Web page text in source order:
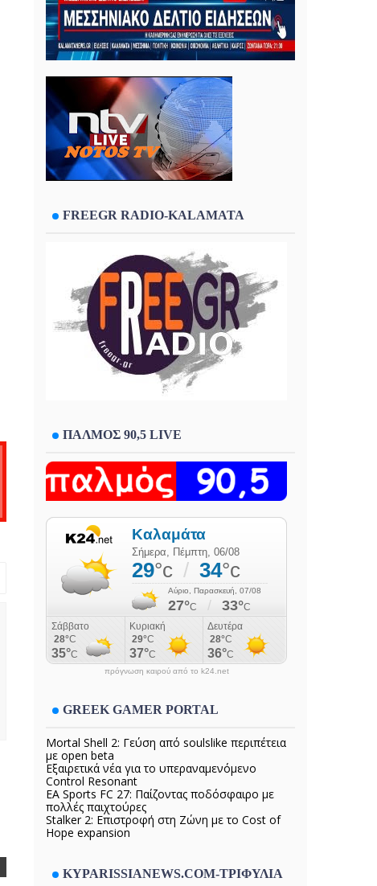
FREEGR RADIO-KALAMATA
ΠΑΛΜΟΣ 90,5 LIVE
πρόγνωση καιρού από το k24.net
GREEK GAMER PORTAL
Mortal Shell 2: Γεύση από soulslike περιπέτεια
με open beta
Εξαιρετικά νέα για το υπεραναμενόμενο
Control Resonant
EA Sports FC 27: Παίζοντας ποδόσφαιρο με
πολλές παιχτούρες
Stalker 2: Επιστροφή στη Ζώνη με το Cost of
Hope expansion
KYPARISSIANEWS.COM-ΤΡΙΦΥΛΙΑ